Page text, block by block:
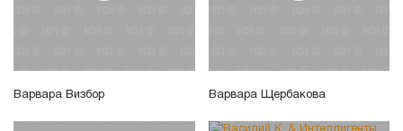
Варвара Визбор Варвара Щербакова